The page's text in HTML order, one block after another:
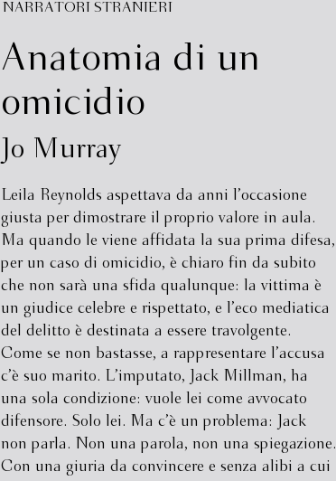
NARRATORI STRANIERI
Anatomia di un
omicidio
Jo Murray
Leila Reynolds aspettava da anni l’occasione
giusta per dimostrare il proprio valore in aula.
Ma quando le viene affidata la sua prima difesa,
per un caso di omicidio, è chiaro fin da subito
che non sarà una sfida qualunque: la vittima è
un giudice celebre e rispettato, e l’eco mediatica
del delitto è destinata a essere travolgente.
Come se non bastasse, a rappresentare l’accusa
c’è suo marito. L’imputato, Jack Millman, ha
una sola condizione: vuole lei come avvocato
difensore. Solo lei. Ma c’è un problema: Jack
non parla. Non una parola, non una spiegazione.
Con una giuria da convincere e senza alibi a cui